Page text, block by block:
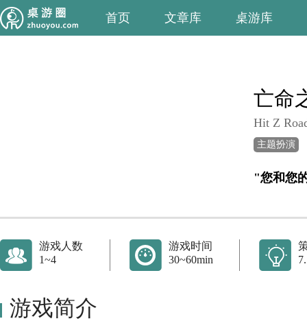
首页 文章库 桌游库
亡命
Hit Z
主题扮演
游戏人数
1~4
游戏时间
30~60min
游戏简介